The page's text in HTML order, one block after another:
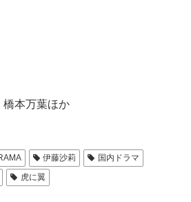
橋本万葉ほか
伊藤沙莉
国内ドラマ
虎に翼